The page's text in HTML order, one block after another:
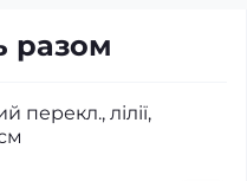
разом
лілії,